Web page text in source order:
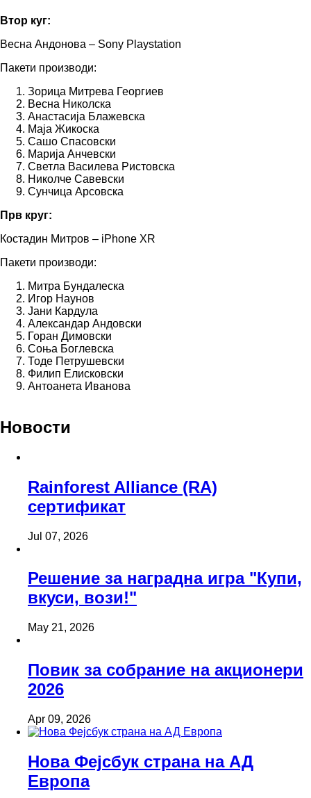
Втор куг:
Весна Андонова – Sony Playstation
Пакети производи:
Зорица Митрева Георгиев
Весна Николска
Анастасија Блажевска
Маја Жикоска
Сашо Спасовски
Марија Анчевски
Светла Василева Ристовска
Николче Савевски
Сунчица Арсовска
Прв круг:
Костадин Митров – iPhone XR
Пакети производи:
Митра Бундалеска
Игор Наунов
Јани Кардула
Александар Андовски
Горан Димовски
Соња Боглевска
Тоде Петрушевски
Филип Елисковски
Антоанета Иванова
Новости
Rainforest Alliance (RA)
сертификат
Jul 07, 2026
Решение за наградна игра "Купи,
вкуси, вози!"
May 21, 2026
Повик за собрание на акционери
2026
Apr 09, 2026
Нова Фејсбук страна на АД
Европа